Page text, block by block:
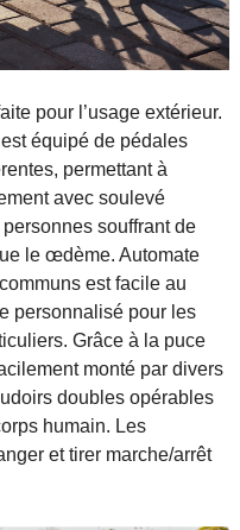
pour l’usage extérieur.
équipé de pédales
permettant à
avec soulevé
souffrant de
le œdème. Automate
est facile au
personnalisé pour les
Grâce à la puce
monté par divers
doubles opérables
humain. Les
et tirer marche/arrêt